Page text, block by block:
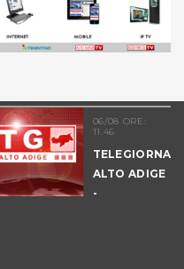
06/08 ORE:
11.46
ALTO ADIGE
-